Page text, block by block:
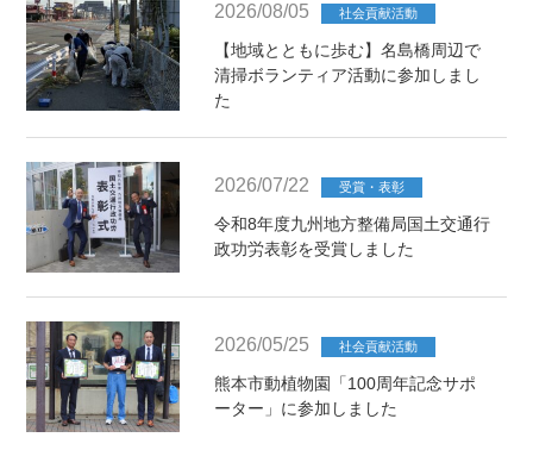
2026/08/05 社会貢献活動
【地域とともに歩む】名島橋周辺で
清掃ボランティア活動に参加しまし
た
2026/07/22 受賞・表彰
令和8年度九州地方整備局国土交通行
政功労表彰を受賞しました
2026/05/25 社会貢献活動
熊本市動植物園「100周年記念サポ
ーター」に参加しました